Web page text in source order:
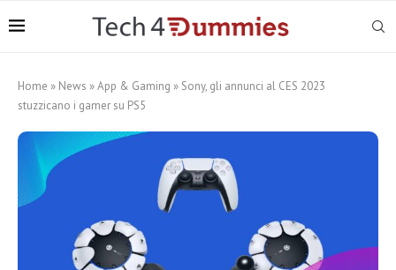
Home » News »App & Gaming » Sony, gli annunci al CES 2023
stuzzicano i gamer su PS5